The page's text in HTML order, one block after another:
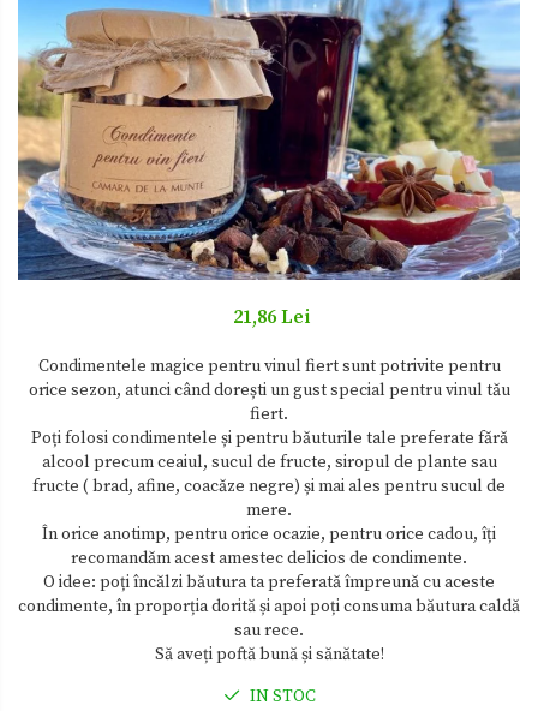
Sosuri
Uleiuri
Zacusca
21,86 Lei
Condimentele magice pentru vinul fiert sunt potrivite pentru
orice sezon, atunci când dorești un gust special pentru vinul tău
fiert.
Poți folosi condimentele și pentru băuturile tale preferate fără
alcool precum ceaiul, sucul de fructe, siropul de plante sau
fructe ( brad, afine, coacăze negre) și mai ales pentru sucul de
mere.
În orice anotimp, pentru orice ocazie, pentru orice cadou, îți
recomandăm acest amestec delicios de condimente.
O idee: poți încălzi băutura ta preferată împreună cu aceste
condimente, în proporția dorită și apoi poți consuma băutura caldă
sau rece.
Să aveți poftă bună și sănătate!
IN STOC